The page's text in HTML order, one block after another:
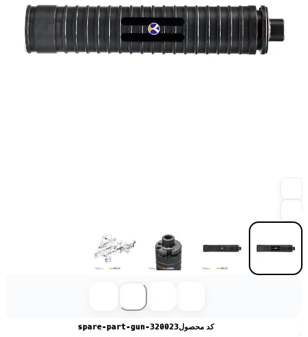
کد محصولspare-part-gun-320023